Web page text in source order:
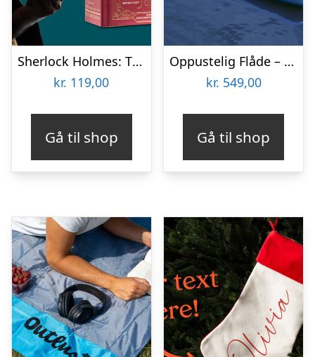
Sherlock Holmes: The Case of the Smoking Pipe
kr. 119,00
Gå til shop
Oppustelig Flåde – Bestway Sun Soaker
kr. 549,00
Gå til shop